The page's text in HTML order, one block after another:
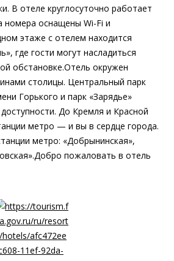
В отеле круглосуточно работает
номера оснащены Wi-Fi и
этаже с отелем находится
где гости могут насладиться
обстановке.Отель окружен
столицы. Центральный парк
Горького и парк «Зарядье»
До Кремля и Красной
метро — и вы в сердце города.
метро: «Добрынинская»,
пожаловать в отель